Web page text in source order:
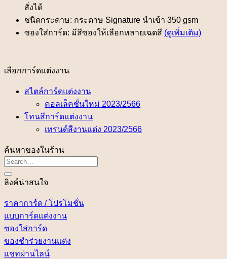
สั่งได้
ชนิดกระดาษ: กระดาษ Signature นำเข้า 350 gsm
ซองใส่การ์ด: มีสีซองให้เลือกหลายเฉดสี (ดูเพิ่มเติม)
เลือกการ์ดแต่งงาน
สไตล์การ์ดแต่งงาน
คอลเล็คชั่นใหม่ 2023/2566
โทนสีการ์ดแต่งงาน
เทรนด์สีงานแต่ง 2023/2566
ค้นหาของในร้าน
ลิงค์น่าสนใจ
ราคาการ์ด / โปรโมชั่น
แบบการ์ดแต่งงาน
ซองใส่การ์ด
ของชำร่วยงานแต่ง
แชทผ่านไลน์